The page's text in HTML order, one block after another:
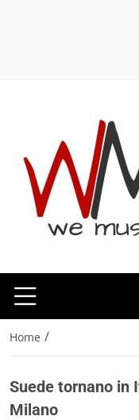
Home /
Suede tornano in
Milano